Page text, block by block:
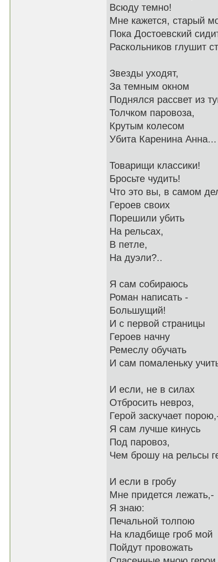
Всюду темно!
Мне кажется, старый
Пока Достоевский
Раскольников глушит
Звезды уходят,
За темным окном
Поднялся рассвет из
Толчком паровоза,
Крутым колесом
Убита Каренина Анна...
Товарищи классики!
Бросьте чудить!
Что это вы, в самом
Героев своих
Порешили убить
На рельсах,
В петле,
На дуэли?..
Я сам собираюсь
Роман написать -
Большущий!
И с первой страницы
Героев начну
Ремеслу обучать
И сам помаленьку
И если, не в силах
Отбросить невроз,
Герой заскучает
Я сам лучше кинусь
Под паровоз,
Чем брошу на рельсы
И если в гробу
Мне придется лежать,-
Я знаю:
Печальной толпою
На кладбище гроб мой
Пойдут провожать